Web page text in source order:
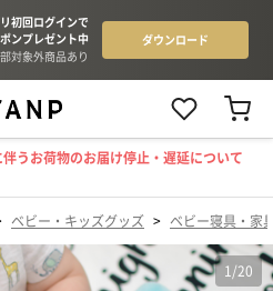
うお荷物のお届け停止・遅延について
ベビー・キッズグッズ > ベビー寝具・家
1 /20